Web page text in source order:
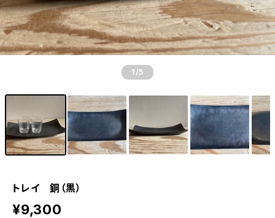
1 /5
トレイ 銅（黒）
¥9,300